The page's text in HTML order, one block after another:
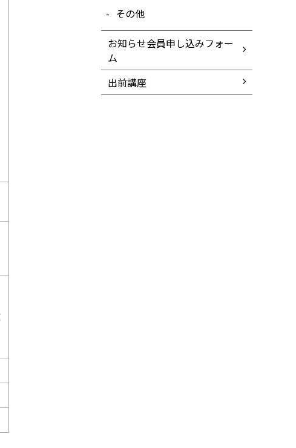
その他
お知らせ会員申し込みフォー
ム
出前講座